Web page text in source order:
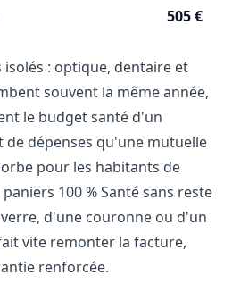
505 €
isolés : optique, dentaire et
souvent la même année,
le budget santé d'un
de dépenses qu'une mutuelle
pour les habitants de
100 % Santé sans reste
d'une couronne ou d'un
vite remonter la facture,
renforcée.